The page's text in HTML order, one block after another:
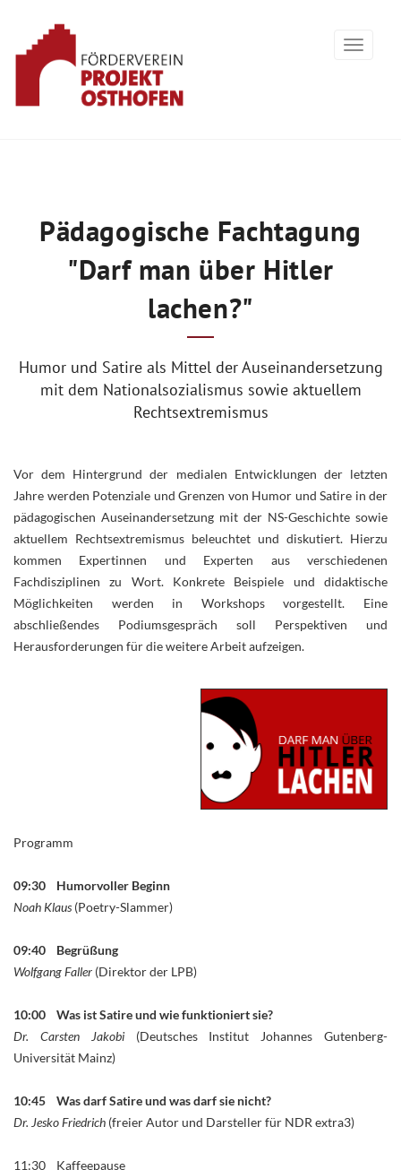
Pädagogische Fachtagung
"Darf man über Hitler
lachen?"
Humor und Satire als Mittel der Auseinandersetzung
mit dem Nationalsozialismus sowie aktuellem
Rechtsextremismus
Vor dem Hintergrund der medialen Entwicklungen der letzten
Jahre werden Potenziale und Grenzen von Humor und Satire in der
pädagogischen Auseinandersetzung mit der NS-Geschichte sowie
aktuellem Rechtsextremismus beleuchtet und diskutiert. Hierzu
kommen Expertinnen und Experten aus verschiedenen
Fachdisziplinen zu Wort. Konkrete Beispiele und didaktische
Möglichkeiten werden in Workshops vorgestellt. Eine
abschließendes Podiumsgespräch soll Perspektiven und
Herausforderungen für die weitere Arbeit aufzeigen.
Programm
09:30 Humorvoller Beginn
Noah Klaus (Poetry-Slammer)
09:40 Begrüßung
Wolfgang Faller (Direktor der LPB)
10:00 Was ist Satire und wie funktioniert sie?
Dr. Carsten Jakobi(Deutsches Institut Johannes Gutenberg-
Universität Mainz)
10:45 Was darf Satire und was darf sie nicht?
Dr. Jesko Friedrich (freier Autor und Darsteller für NDR extra3)
11:30 Kaffeepause